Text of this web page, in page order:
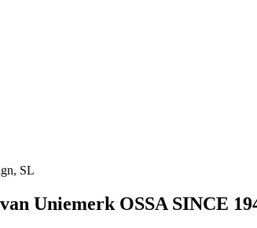
SL
normaal-gebruik
Uniemerk OSSA SINCE